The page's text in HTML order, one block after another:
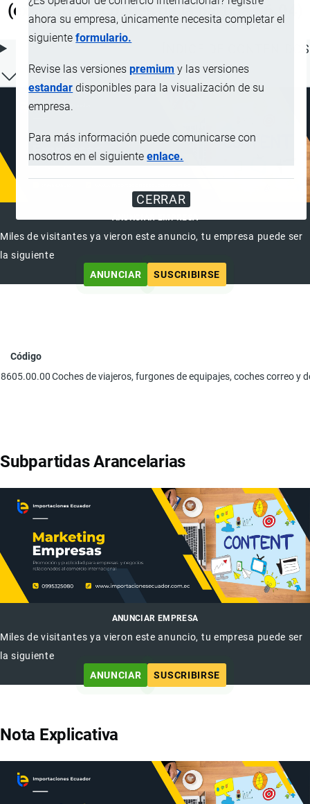
ahora su empresa, únicamente necesita completar el
siguienteformulario.
Revise las versionespremium y las versiones
estandar disponibles para la visualización de su
empresa.
Para más información puede comunicarse con
nosotros en el siguienteenlace.
CERRAR
(excepto los coches de la partida 86.04)
ÍNDICE DE CONTENIDOS
ANUNCIAR EMPRESA
Miles de visitantes ya vieron este anuncio, tu empresa puede ser
la siguiente
ANUNCIAR
SUSCRIBIRSE
Código
8605.00.00Coches de viajeros, furgones de equipajes, coches correo
Subpartidas Arancelarias
ANUNCIAR EMPRESA
Miles de visitantes ya vieron este anuncio, tu empresa puede ser
la siguiente
ANUNCIAR
SUSCRIBIRSE
Nota Explicativa